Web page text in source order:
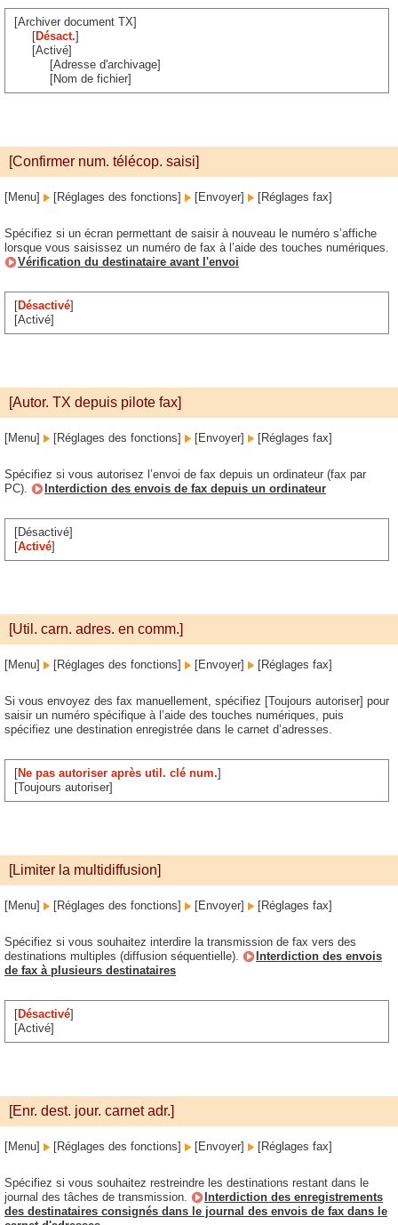
[Archiver document TX]
[Désact.]
[Activé]
[Adresse d'archivage]
[Nom de fichier]
[Confirmer num. télécop. saisi]
[Menu] [Réglages des fonctions] [Envoyer] [Réglages fax]
Spécifiez si un écran permettant de saisir à nouveau le numéro s’affiche
lorsque vous saisissez un numéro de fax à l’aide des touches numériques.
Vérification du destinataire avant l'envoi
[Désactivé]
[Activé]
[Autor. TX depuis pilote fax]
[Menu] [Réglages des fonctions] [Envoyer] [Réglages fax]
Spécifiez si vous autorisez l’envoi de fax depuis un ordinateur (fax par
PC).
Interdiction des envois de fax depuis un ordinateur
[Désactivé]
[Activé]
[Util. carn. adres. en comm.]
[Menu] [Réglages des fonctions] [Envoyer] [Réglages fax]
Si vous envoyez des fax manuellement, spécifiez [Toujours autoriser] pour
saisir un numéro spécifique à l’aide des touches numériques, puis
spécifiez une destination enregistrée dans le carnet d’adresses.
[Ne pas autoriser après util. clé num.]
[Toujours autoriser]
[Limiter la multidiffusion]
[Menu] [Réglages des fonctions] [Envoyer] [Réglages fax]
Spécifiez si vous souhaitez interdire la transmission de fax vers des
destinations multiples (diffusion séquentielle).
Interdiction des envois
de fax à plusieurs destinataires
[Désactivé]
[Activé]
[Enr. dest. jour. carnet adr.]
[Menu] [Réglages des fonctions] [Envoyer] [Réglages fax]
Spécifiez si vous souhaitez restreindre les destinations restant dans le
journal des tâches de transmission.
Interdiction des enregistrements
des destinataires consignés dans le journal des envois de fax dans le